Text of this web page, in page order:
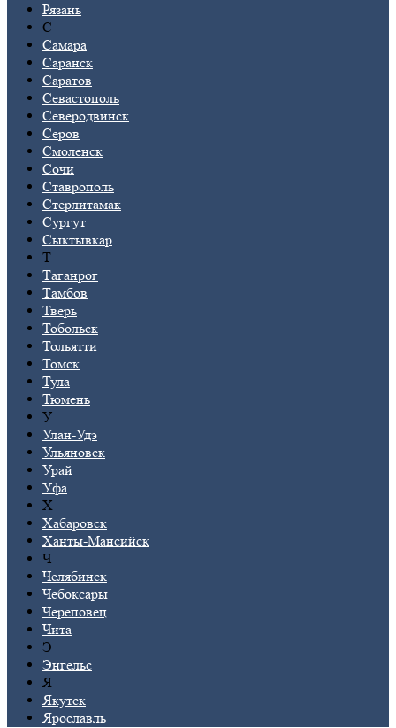
Рязань
С
Самара
Саранск
Саратов
Севастополь
Северодвинск
Серов
Смоленск
Сочи
Ставрополь
Стерлитамак
Сургут
Сыктывкар
Т
Таганрог
Тамбов
Тверь
Тобольск
Тольятти
Томск
Тула
Тюмень
У
Улан-Удэ
Ульяновск
Урай
Уфа
Х
Хабаровск
Ханты-Мансийск
Ч
Челябинск
Чебоксары
Череповец
Чита
Э
Энгельс
Я
Якутск
Ярославль